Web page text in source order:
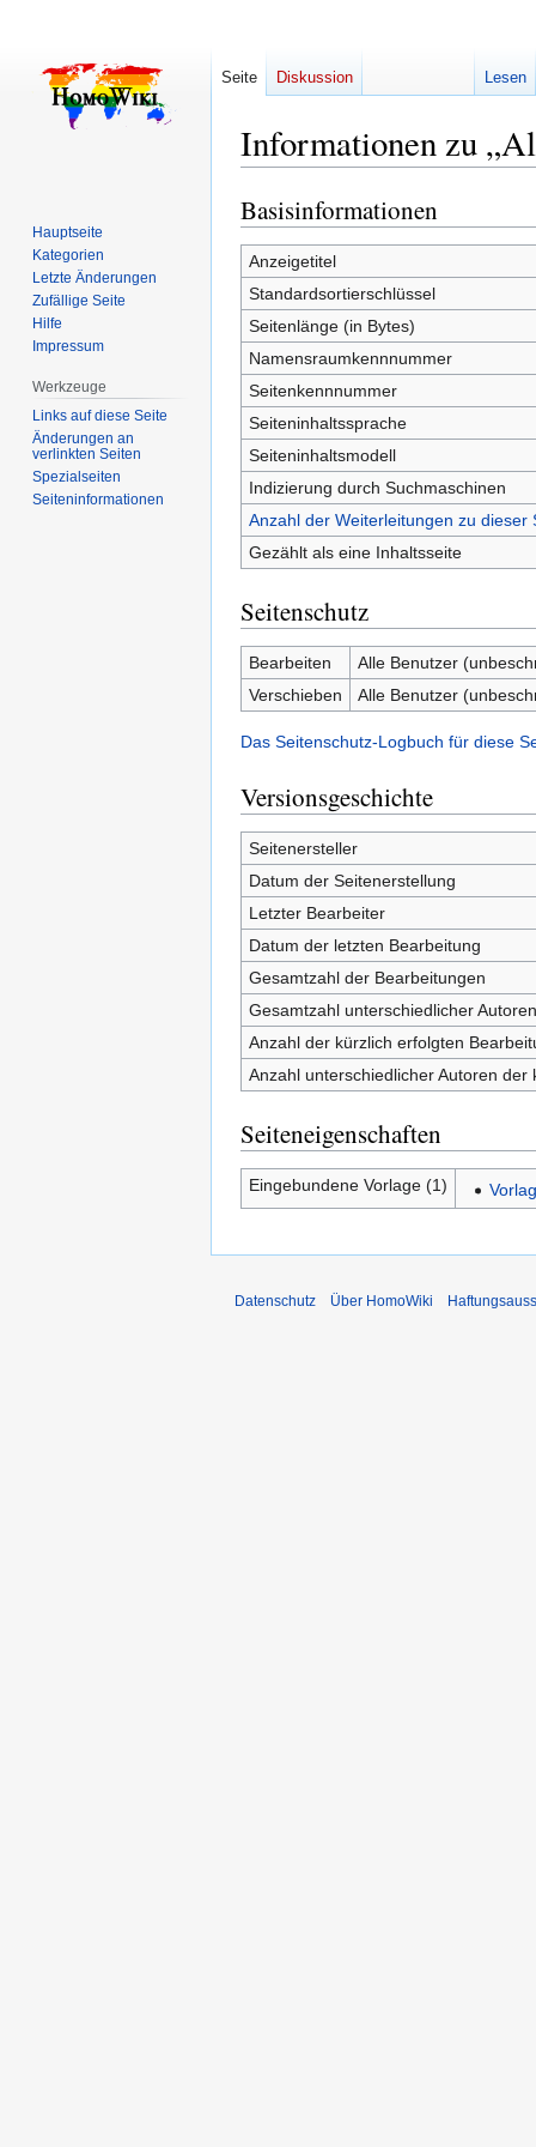
Informationen zu
Zur
Navigation
springen
Zur
Suche
springen
Basisinformationen
Anzeigetitel
Standardsortierschlüssel
Seitenlänge (in Bytes)
Namensraumkennnummer
Seitenkennnummer
Seiteninhaltssprache
Seiteninhaltsmodell
Indizierung durch Suchmaschinen
Anzahl der Weiterleitungen zu dieser
Gezählt als eine Inhaltsseite
Seitenschutz
Bearbeiten
Alle Benutzer
Verschieben
Alle Benutzer
Das Seitenschutz-Logbuch für diese
Versionsgeschichte
Seitenersteller
Datum der Seitenerstellung
Letzter Bearbeiter
Datum der letzten Bearbeitung
Gesamtzahl der Bearbeitungen
Gesamtzahl unterschiedlicher Autoren
Anzahl der kürzlich erfolgten
Anzahl unterschiedlicher Autoren
Seiteneigenschaften
Eingebundene Vorlage (1)
Seite Diskussion Lesen
Hauptseite
Kategorien
Letzte Änderungen
Zufällige Seite
Hilfe
Impressum
Werkzeuge
Links auf diese Seite
Änderungen an
verlinkten Seiten
Spezialseiten
Seiten­­informationen
Datenschutz Über HomoWiki